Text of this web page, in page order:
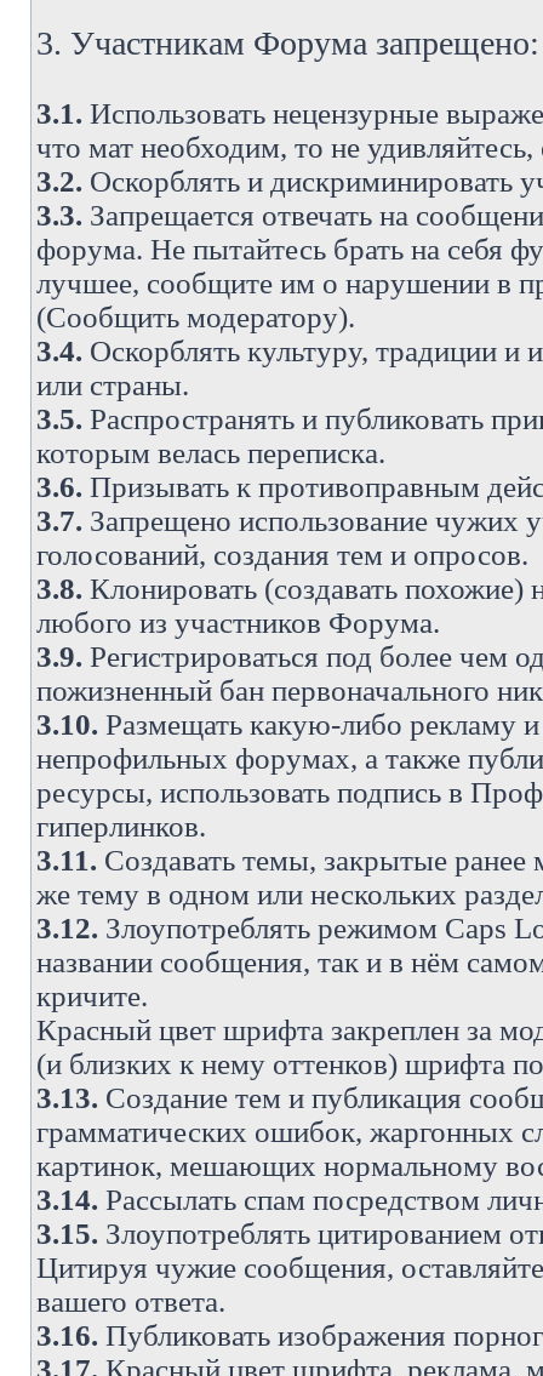
3. Участникам Форума запрещено:
3.1. Использовать нецензурные
что мат необходим, то не
3.2. Оскорблять и дискриминировать
3.3. Запрещается отвечать на
форума. Не пытайтесь брать на себя
лучшее, сообщите им о нарушении в
(Сообщить модератору).
3.4. Оскорблять культуру, традиции
или страны.
3.5. Распространять и публиковать
которым велась переписка.
3.6. Призывать к противоправным
3.7. Запрещено использование чужих
голосований, создания тем и опросов.
3.8. Клонировать (создавать похожие)
любого из участников Форума.
3.9. Регистрироваться под более чем
пожизненный бан первоначального
3.10. Размещать какую-либо рекламу
непрофильных форумах, а также
ресурсы, использовать подпись в
гиперлинков.
3.11. Создавать темы, закрытые ранее
же тему в одном или нескольких
3.12. Злоупотреблять режимом Caps
названии сообщения, так и в нём
кричите.
Красный цвет шрифта закреплен за
(и близких к нему оттенков) шрифта
3.13. Создание тем и публикация
грамматических ошибок, жаргонных
картинок, мешающих нормальному
3.14. Рассылать спам посредством
3.15. Злоупотреблять цитированием
Цитируя чужие сообщения,
вашего ответа.
3.16. Публиковать изображения
3.17. Красный цвет шрифта, реклама,